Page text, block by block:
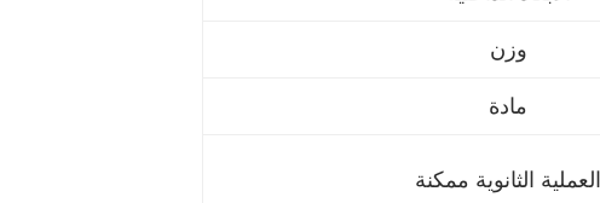
وزن
مادة
العملية الثانوية ممكنة